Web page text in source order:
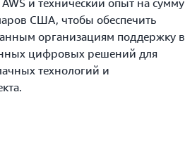
и технический опыт на сумму
США, чтобы обеспечить
организациям поддержку в
цифровых решений для
технологий и